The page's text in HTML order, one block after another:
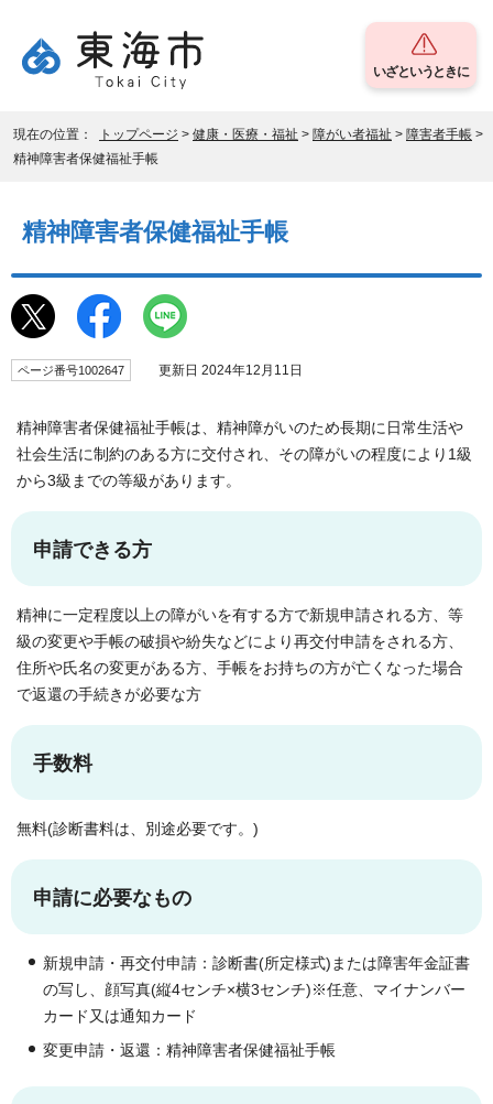
いざというときに
現在の位置： トップページ > 健康・医療・福祉 > 障がい者福祉 > 障害者手帳 >
精神障害者保健福祉手帳
精神障害者保健福祉手帳
ページ番号1002647 更新日 2024年12月11日
精神障害者保健福祉手帳は、精神障がいのため長期に日常生活や
社会生活に制約のある方に交付され、その障がいの程度により1級
から3級までの等級があります。
申請できる方
精神に一定程度以上の障がいを有する方で新規申請される方、等
級の変更や手帳の破損や紛失などにより再交付申請をされる方、
住所や氏名の変更がある方、手帳をお持ちの方が亡くなった場合
で返還の手続きが必要な方
手数料
無料(診断書料は、別途必要です。)
申請に必要なもの
新規申請・再交付申請：診断書(所定様式)または障害年金証書
の写し、顔写真(縦4センチ×横3センチ)※任意、マイナンバー
カード又は通知カード
変更申請・返還：精神障害者保健福祉手帳